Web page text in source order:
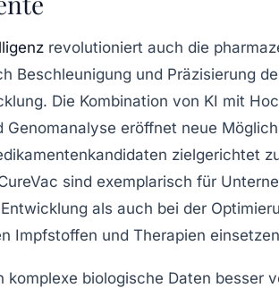
revolutioniert auch die
Beschleunigung und Präzisierung
Die Kombination von KI mit
Genomanalyse eröffnet neue
zielgerichtet
sind exemplarisch für
als auch bei der
Impfstoffen und Therapien
komplexe biologische Daten besser